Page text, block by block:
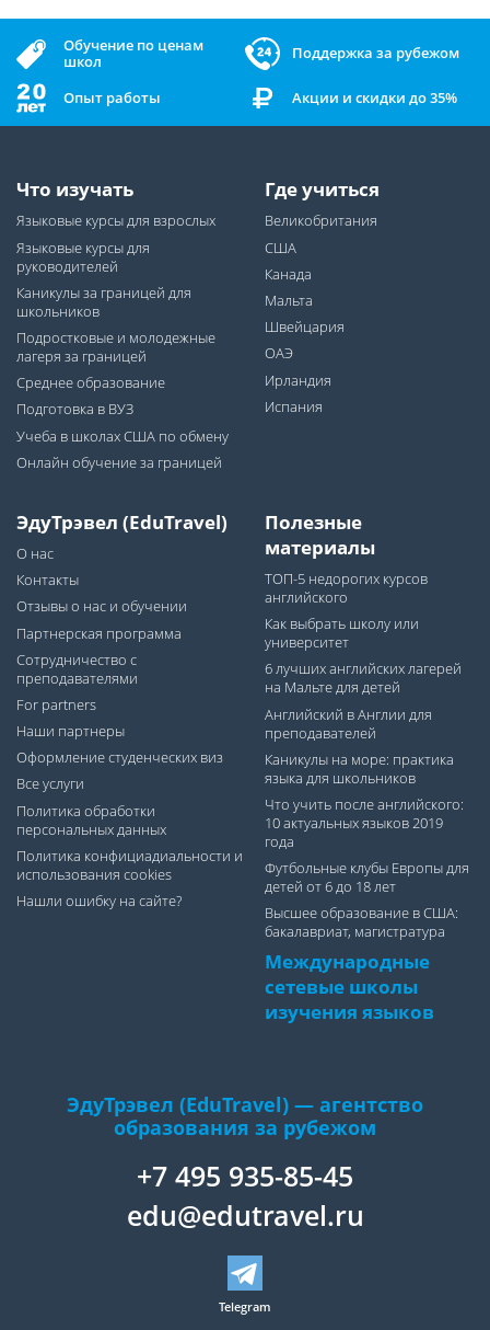
Обучение по ценам
школ
Поддержка за рубежом
Опыт работы Акции и скидки до 35%
Что изучать
Языковые курсы для взрослых
Языковые курсы для
руководителей
Каникулы за границей для
школьников
Подростковые и молодежные
лагеря за границей
Среднее образование
Подготовка в ВУЗ
Учеба в школах США по обмену
Онлайн обучение за границей
Где учиться
Великобритания
США
Канада
Мальта
Швейцария
ОАЭ
Ирландия
Испания
ЭдуТрэвел (EduTravel)
О нас
Контакты
Отзывы о нас и обучении
Партнерская программа
Сотрудничество с
преподавателями
For partners
Наши партнеры
Оформление студенческих виз
Все услуги
Политика обработки
персональных данных
Политика конфициадиальности и
использования cookies
Нашли ошибку на сайте?
Полезные
материалы
ТОП-5 недорогих курсов
английского
Как выбрать школу или
университет
6 лучших английских лагерей
на Мальте для детей
Английский в Англии для
преподавателей
Каникулы на море: практика
языка для школьников
Что учить после английского:
10 актуальных языков 2019
года
Футбольные клубы Европы для
детей от 6 до 18 лет
Высшее образование в США:
бакалавриат, магистратура
Международные
сетевые школы
изучения языков
ЭдуТрэвел (EduTravel) — агентство
образования за рубежом
+7 495 935-85-45
edu@edutravel.ru
Telegram